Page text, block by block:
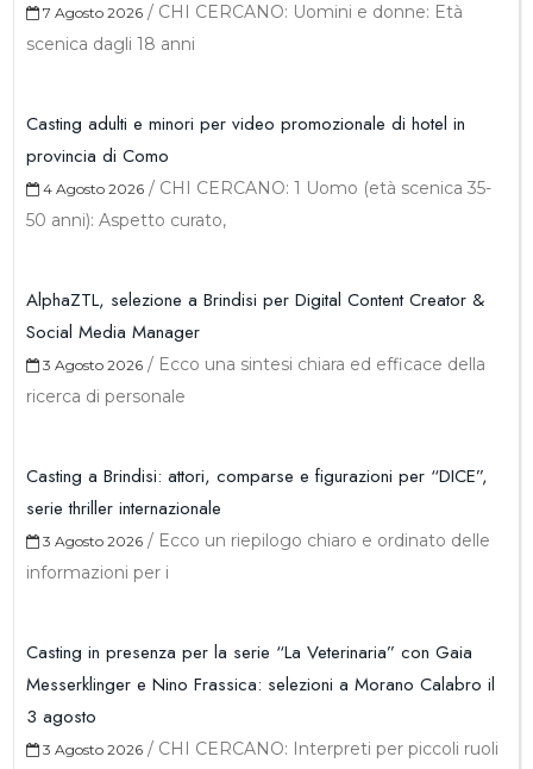
7 Agosto 2026 / CHI CERCANO: Uomini e donne: Età
scenica dagli 18 anni
Casting adulti e minori per video promozionale di hotel in
provincia di Como
4 Agosto 2026 / CHI CERCANO: 1 Uomo (età scenica 35-
50 anni): Aspetto curato,
AlphaZTL, selezione a Brindisi per Digital Content Creator &
Social Media Manager
3 Agosto 2026 / Ecco una sintesi chiara ed efficace della
ricerca di personale
Casting a Brindisi: attori, comparse e figurazioni per “DICE”,
serie thriller internazionale
3 Agosto 2026 / Ecco un riepilogo chiaro e ordinato delle
informazioni per i
Casting in presenza per la serie “La Veterinaria” con Gaia
Messerklinger e Nino Frassica: selezioni a Morano Calabro il
3 agosto
3 Agosto 2026 / CHI CERCANO: Interpreti per piccoli ruoli